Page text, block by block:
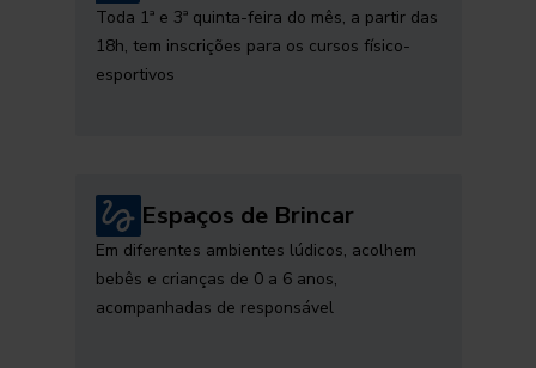
Toda 1ª e 3ª quinta-feira do mês, a partir das
18h, tem inscrições para os cursos físico-
esportivos
Espaços de Brincar
Em diferentes ambientes lúdicos, acolhem
bebês e crianças de 0 a 6 anos,
acompanhadas de responsável